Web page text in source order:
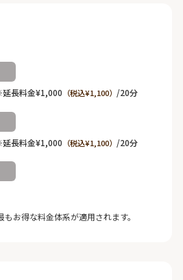
長料金¥1,000 （税込¥1,100） /20分
長料金¥1,000 （税込¥1,100） /20分
お得な料金体系が適用されます。